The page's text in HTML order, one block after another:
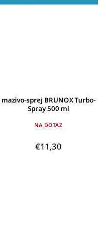
mazivo-sprej BRUNOX Turbo-
Spray 500 ml
NA DOTAZ
€11,30